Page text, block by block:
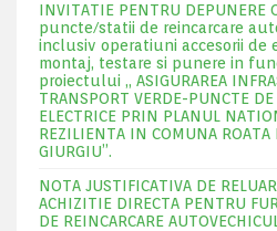
INVITATIE PENTRU DEPUNERE
puncte/statii de reincarcare
inclusiv operatiuni accesorii de
montaj, testare si punere in
proiectului „ ASIGURAREA
TRANSPORT VERDE-PUNCTE DE
ELECTRICE PRIN PLANUL
REZILIENTA IN COMUNA ROATA
GIURGIU”.
NOTA JUSTIFICATIVA DE
ACHIZITIE DIRECTA PENTRU
DE REINCARCARE